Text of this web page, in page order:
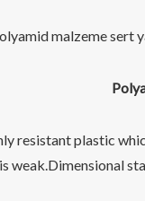
malzeme sert
resistant plastic
weak.Dimensional